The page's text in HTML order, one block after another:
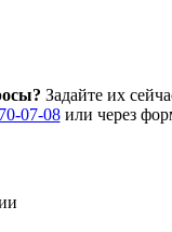
Задайте их
07-08или через